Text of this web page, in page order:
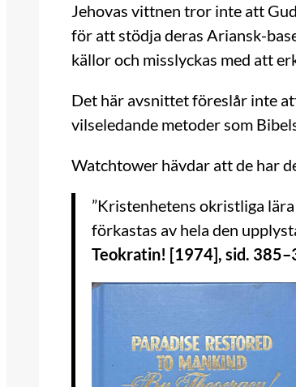
Jehovas vittnen tror inte att
för att stödja deras Ariansk-
källor och misslyckas med att
Det här avsnittet föreslår inte
vilseledande metoder som
Watchtower hävdar att de har
”Kristenhetens okristliga lära
förkastas av hela den
Teokratin! [1974], sid.